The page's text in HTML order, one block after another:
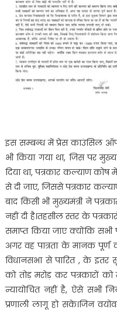
इस सम्बन्ध में प्रेस काउंसिल ऑफ
भी किया गया था, जिस पर
दिया था, पत्रकार कल्याण
से दी जाए, जिससे पत्रकार
बाद किसी भी मुख्यमंत्री ने
नहीं दी है।तहसील स्तर के
समाप्त किया जाए क्योंकि सभी
अगर वह पात्रता के मानक पूर्ण
विधानसभा से पारित , के इतर
को तोड़ मरोड़ कर पत्रकारों
न्यायोचित नहीं है, ऐसे सभी
प्रणाली लागू हो सके।जिन